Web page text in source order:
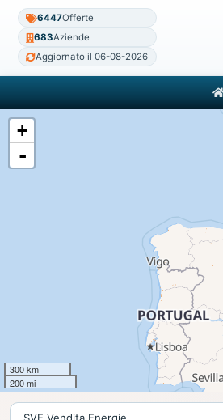
6447Offerte
683Aziende
Aggiornato il 06-08-2026
+
-
300 km
200 mi